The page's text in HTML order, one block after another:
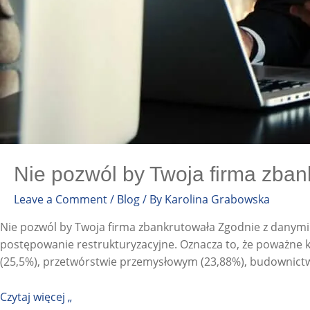
Nie pozwól by Twoja firma
Leave a Comment/ Blog/ By Karolina Grabowska
Nie pozwól by Twoja firma zbankrutowała Zgodnie z
postępowanie restrukturyzacyjne. Oznacza to, że poważne
(25,5%), przetwórstwie przemysłowym (23,88%),
Czytaj więcej „